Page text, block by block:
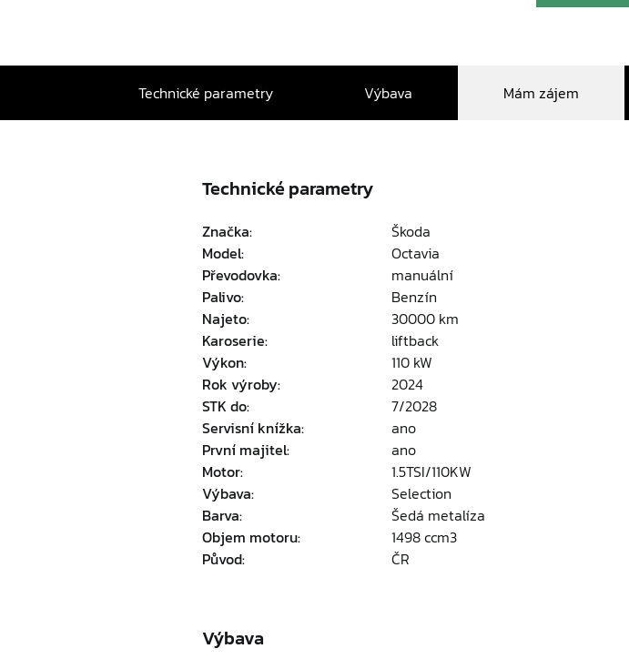
Technické parametry Výbava Mám zájem
Technické parametry
Značka:
Škoda
Model:
Octavia
Převodovka:
manuální
Palivo:
Benzín
Najeto:
30000 km
Karoserie:
liftback
Výkon:
110 kW
Rok výroby:
2024
STK do:
7/2028
Servisní knížka:
ano
První majitel:
ano
Motor:
1.5TSI/110KW
Výbava:
Selection
Barva:
Šedá metalíza
Objem motoru:
1498 ccm3
Původ:
ČR
Výbava